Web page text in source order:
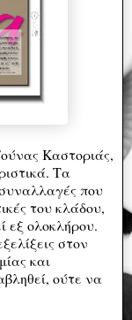
Καστοριάς,
Τα
συναλλαγές που
του κλάδου,
εξ ολοκλήρου.
στον
και
ούτε να